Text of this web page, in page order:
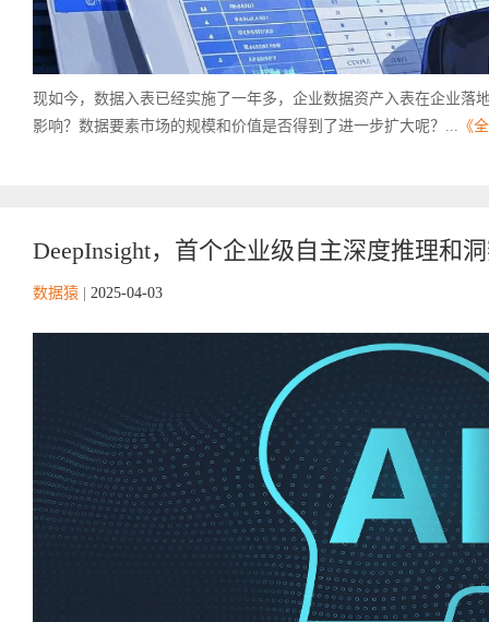
现如今，数据入表已经实施了一年多，企业数据资产入表在企业落
影响？数据要素市场的规模和价值是否得到了进一步扩大呢？... 《
DeepInsight，首个企业级自主深度推理和
数据猿 2025-04-03